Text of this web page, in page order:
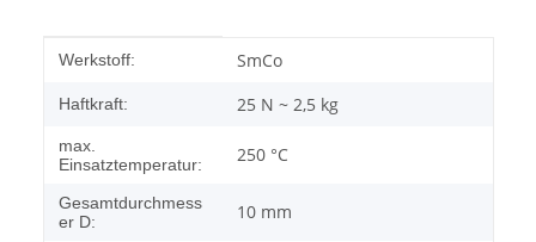
Produkteigenschaft
Wert
Werkstoff: SmCo
Haftkraft: 25 N ~ 2,5 kg
max.
Einsatztemperatur:
250 °C
Gesamtdurchmess
er D:
10 mm